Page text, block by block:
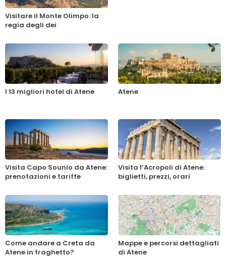
Visitare il Monte Olimpo: la
regia degli dei
I 13 migliori hotel di Atene Atene
Visita Capo Sounio da Atene:
prenotazioni e tariffe
Visita l’Acropoli di Atene:
biglietti, prezzi, orari
Come andare a Creta da
Atene in traghetto?
Mappe e percorsi dettagliati
di Atene